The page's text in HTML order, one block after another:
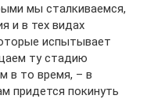
мы сталкиваемся,
и в тех видах
испытывает
ту стадию
в то время, – в
придется покинуть